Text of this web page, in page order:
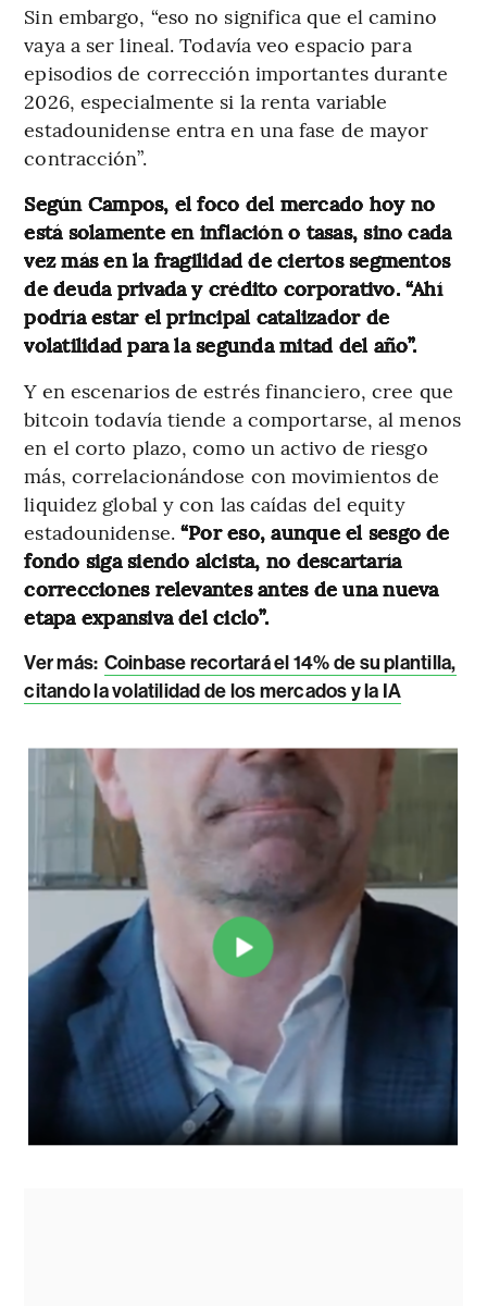
Sin embargo, “eso no significa que el camino
vaya a ser lineal. Todavía veo espacio para
episodios de corrección importantes durante
2026, especialmente si la renta variable
estadounidense entra en una fase de mayor
contracción”.
Según Campos, el foco del mercado hoy no
está solamente en inflación o tasas, sino cada
vez más en la fragilidad de ciertos segmentos
de deuda privada y crédito corporativo. “Ahí
podría estar el principal catalizador de
volatilidad para la segunda mitad del año”.
Y en escenarios de estrés financiero, cree que
bitcoin todavía tiende a comportarse, al menos
en el corto plazo, como un activo de riesgo
más, correlacionándose con movimientos de
liquidez global y con las caídas del equity
estadounidense. “Por eso, aunque el sesgo de
fondo siga siendo alcista, no descartaría
correcciones relevantes antes de una nueva
etapa expansiva del ciclo”.
Ver más: Coinbase recortará el 14% de su plantilla,
citando la volatilidad de los mercados y la IA